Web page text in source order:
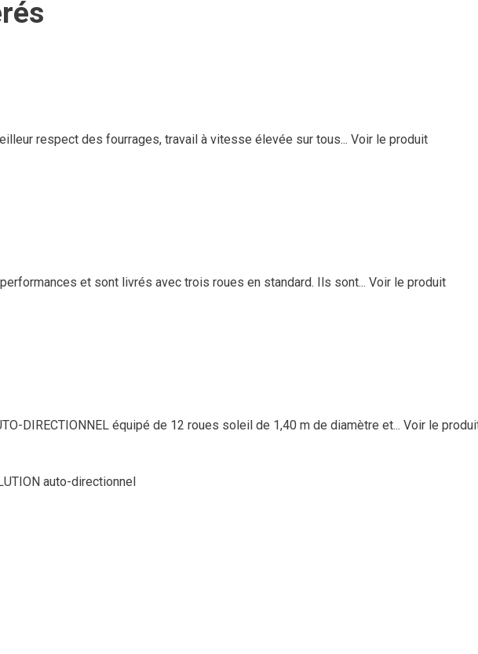
respect des fourrages, travail à vitesse élevée sur tous... Voir le produit
et sont livrés avec trois roues en standard. Ils sont... Voir le produit
DIRECTIONNEL équipé de 12 roues soleil de 1,40 m de diamètre et... Voir le
auto-directionnel